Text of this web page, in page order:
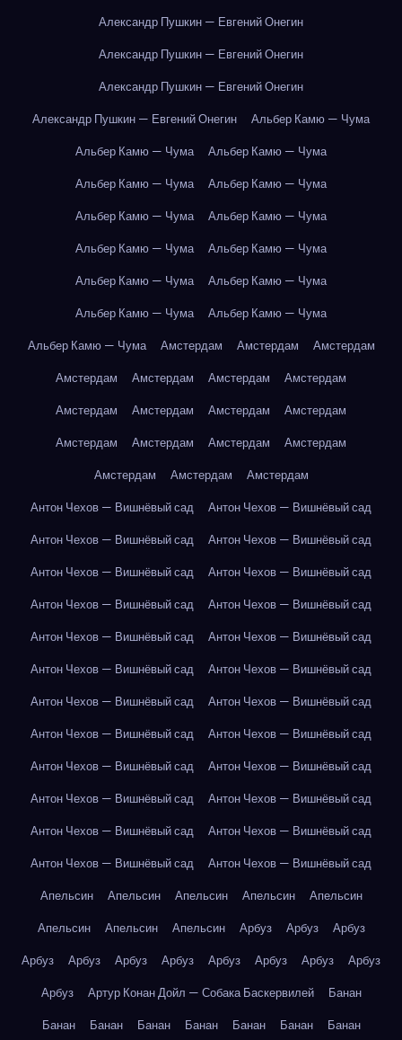
Александр Пушкин — Евгений Онегин
Александр Пушкин — Евгений Онегин
Александр Пушкин — Евгений Онегин
Александр Пушкин — Евгений Онегин
Альбер Камю — Чума
Альбер Камю — Чума
Альбер Камю — Чума
Альбер Камю — Чума
Альбер Камю — Чума
Альбер Камю — Чума
Альбер Камю — Чума
Альбер Камю — Чума
Альбер Камю — Чума
Альбер Камю — Чума
Альбер Камю — Чума
Альбер Камю — Чума
Альбер Камю — Чума
Альбер Камю — Чума
Амстердам Амстердам
Амстердам
Амстердам
Амстердам Амстердам
Амстердам
Амстердам
Амстердам Амстердам
Амстердам
Амстердам
Амстердам Амстердам
Амстердам
Амстердам
Амстердам
Амстердам
Антон Чехов — Вишнёвый сад
Антон Чехов — Вишнёвый сад
Антон Чехов — Вишнёвый сад
Антон Чехов — Вишнёвый сад
Антон Чехов — Вишнёвый сад
Антон Чехов — Вишнёвый сад
Антон Чехов — Вишнёвый сад
Антон Чехов — Вишнёвый сад
Антон Чехов — Вишнёвый сад
Антон Чехов — Вишнёвый сад
Антон Чехов — Вишнёвый сад
Антон Чехов — Вишнёвый сад
Антон Чехов — Вишнёвый сад
Антон Чехов — Вишнёвый сад
Антон Чехов — Вишнёвый сад
Антон Чехов — Вишнёвый сад
Антон Чехов — Вишнёвый сад
Антон Чехов — Вишнёвый сад
Антон Чехов — Вишнёвый сад
Антон Чехов — Вишнёвый сад
Антон Чехов — Вишнёвый сад
Антон Чехов — Вишнёвый сад
Антон Чехов — Вишнёвый сад
Антон Чехов — Вишнёвый сад
Апельсин
Апельсин Апельсин Апельсин
Апельсин
Апельсин
Апельсин Апельсин Арбуз Арбуз
Арбуз
Арбуз
Арбуз Арбуз Арбуз Арбуз Арбуз Арбуз
Арбуз
Арбуз
Артур Конан Дойл — Собака Баскервилей
Банан
Банан
Банан Банан Банан Банан Банан Банан